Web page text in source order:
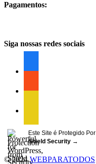
Pagamentos:
Siga nossas redes sociais
Este Site é Protegido Por
Shield Security →
© 2024WEBPARATODOS